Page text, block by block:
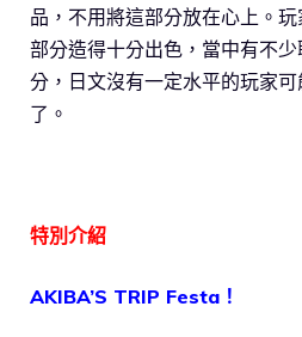
品，不用將這部分放在心上。
部分造得十分出色，當中有不
分，日文沒有一定水平的玩家
了。
特別介紹
AKIBA’S TRIP Festa！